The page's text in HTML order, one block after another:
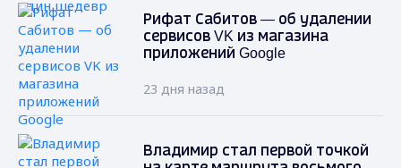
Рифат Сабитов — об удалении
сервисов VK из магазина
приложений Google
23 дня назад
Владимир стал первой точкой